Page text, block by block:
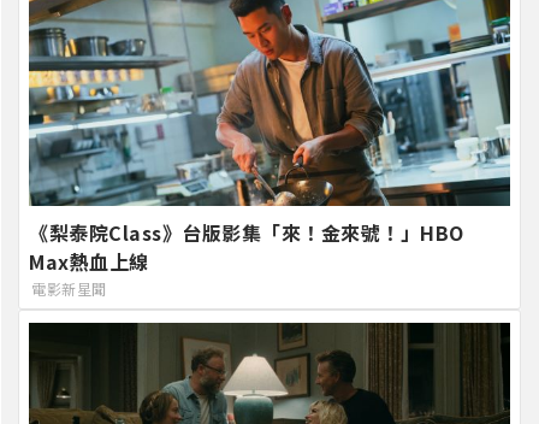
《梨泰院Class》台版影集「來！金來號！」HBO
Max熱血上線
電影新星聞